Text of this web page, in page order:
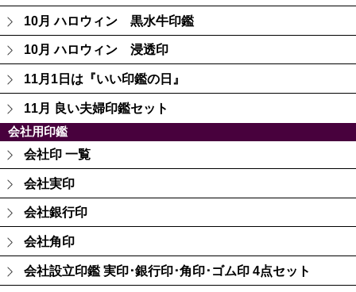
10月 ハロウィン 黒水牛印鑑
10月 ハロウィン 浸透印
11月1日は『いい印鑑の日』
11月 良い夫婦印鑑セット
会社用印鑑
会社印 一覧
会社実印
会社銀行印
会社角印
会社設立印鑑 実印･銀行印･角印･ゴム印 4点セット